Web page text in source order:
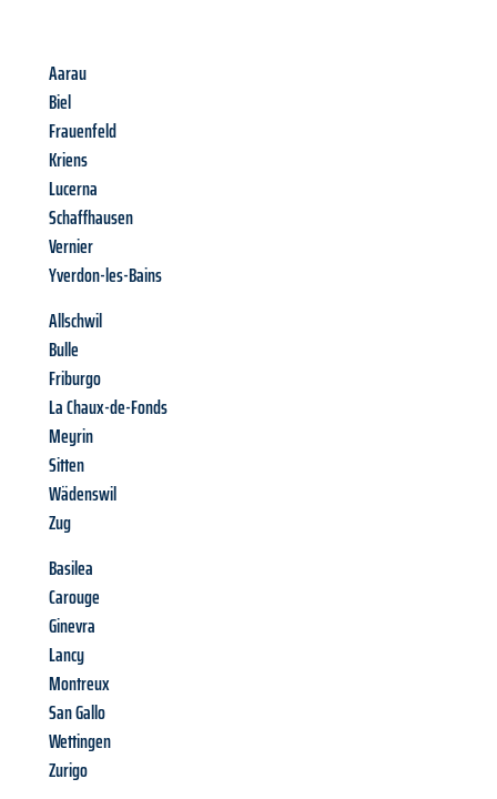
Aarau
Biel
Frauenfeld
Kriens
Lucerna
Schaffhausen
Vernier
Yverdon-les-Bains
Allschwil
Bulle
Friburgo
La Chaux-de-Fonds
Meyrin
Sitten
Wädenswil
Zug
Basilea
Carouge
Ginevra
Lancy
Montreux
San Gallo
Wettingen
Zurigo